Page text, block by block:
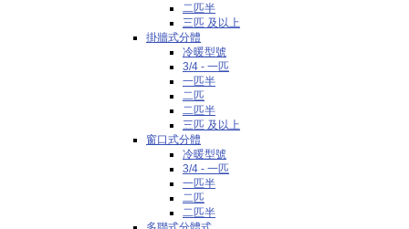
二匹半
三匹 及以上
掛牆式分體
冷暖型號
3/4 - 一匹
一匹半
二匹
二匹半
三匹 及以上
窗口式分體
冷暖型號
3/4 - 一匹
一匹半
二匹
二匹半
多聯式分體式